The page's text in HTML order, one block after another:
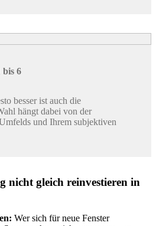
bis 6
besser ist auch die
hängt dabei von der
und Ihrem subjektiven
nicht gleich reinvestieren in
Wer sich für neue Fenster